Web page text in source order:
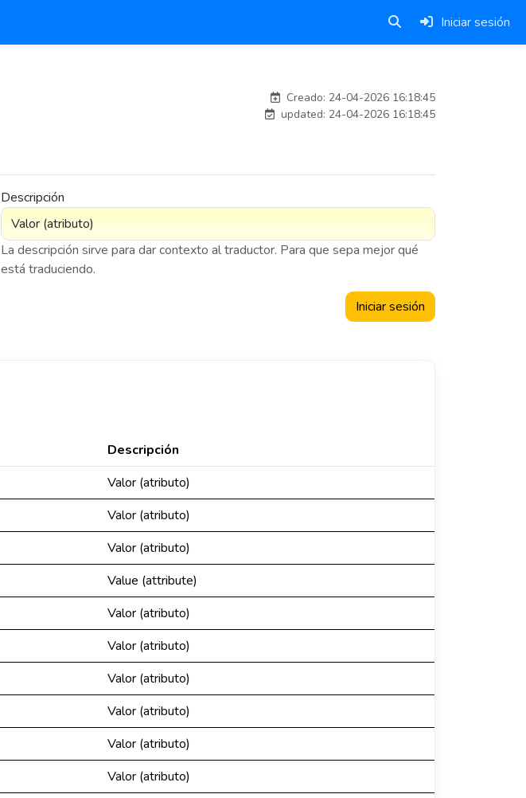
Iniciar sesión
Creado: 24-04-2026 16:18:45
updated: 24-04-2026 16:18:45
Descripción
La descripción sirve para dar contexto al traductor. Para que sepa mejor qué
está traduciendo.
Iniciar sesión
Descripción
Valor (atributo)
Valor (atributo)
Valor (atributo)
Value (attribute)
Valor (atributo)
Valor (atributo)
Valor (atributo)
Valor (atributo)
Valor (atributo)
Valor (atributo)